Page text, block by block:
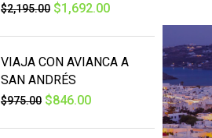
$2,195.00 $1,692.00
VIAJA CON AVIANCA A
SAN ANDRÉS
$975.00 $846.00